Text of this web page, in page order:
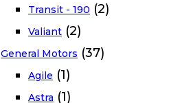
Transit - 190 (2)
Valiant (2)
General Motors (37)
Agile (1)
Astra (1)